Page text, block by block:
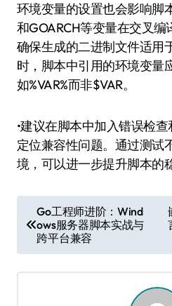
环境变量的设置也会影响脚
和GOARCH等变量在交叉
确保生成的二进制文件适用
时，脚本中引用的环境变量
如%VAR%而非$VAR。
•建议在脚本中加入错误检
定位兼容性问题。通过测试
境，可以进一步提升脚本的
章
导
航
Go工程师进阶：Wind
ows服务器脚本实战与
跨平台兼容